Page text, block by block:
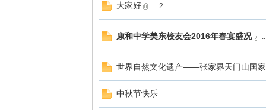
大家好 ... 2
康和中学美东校友会2016年春宴盛况
世界自然文化遗产——张家界天门山国
中秋节快乐